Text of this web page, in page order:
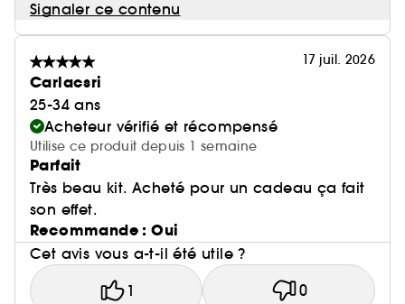
Signaler ce contenu
17 juil. 2026
Carlacsri
25-34 ans
Acheteur vérifié et récompensé
Utilise ce produit depuis 1 semaine
Parfait
Très beau kit. Acheté pour un cadeau ça fait
son effet.
Recommande : Oui
Cet avis vous a-t-il été utile ?
1 0